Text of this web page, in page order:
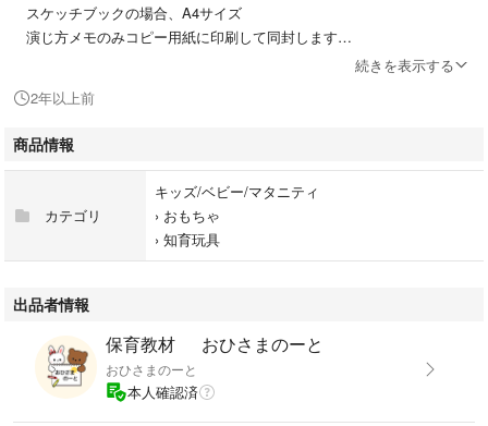
スケッチブックの場合、A4サイズ
演じ方メモのみコピー用紙に印刷して同封します
◎オリジナルで描いたイラストを自宅のプリンターで印刷しています
多少、色のカスレ、ムラが発生する場合があります
ご理解の上、ご購入ください
◎匿名発送でのお届けです
クリアファイル→opp袋に入れ発送します
◎まとめ買いは割引いたします
3点→150円
4点以降→200円 です
スケッチブックに直接印刷の場合、
続きを表示する
2年以上前
商品情報
カテゴリ
キッズ/ベビー/マタニティ
› おもちゃ
› 知育玩具
出品者情報
保育教材 おひさまのーと
おひさまのーと
本人確認済